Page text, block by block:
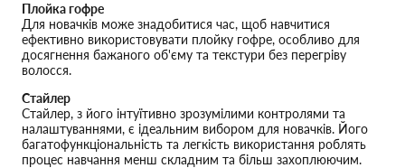
Плойка гофре
Для новачків може знадобитися час, щоб навчитися
ефективно використовувати плойку гофре, особливо для
досягнення бажаного об'єму та текстури без перегріву
волосся.
Стайлер
Стайлер, з його інтуїтивно зрозумілими контролями та
налаштуваннями, є ідеальним вибором для новачків. Його
багатофункціональність та легкість використання роблять
процес навчання менш складним та більш захоплюючим.